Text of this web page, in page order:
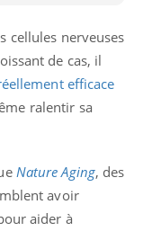
cellules nerveuses
de cas, il
efficace
ralentir sa
Nature Aging, des
avoir
aider à